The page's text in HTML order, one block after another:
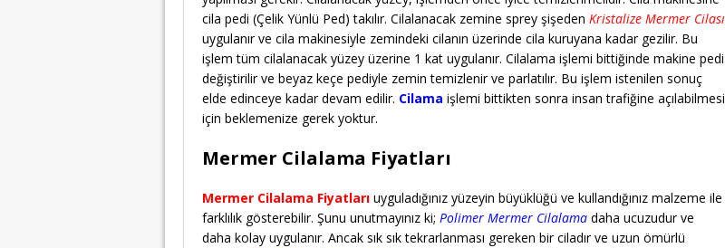
cila pedi (Çelik Yünlü Ped) takılır. Cilalanacak zemine sprey şişeden Kristalize Mermer Cilası
uygulanır ve cila makinesiyle zemindeki cilanın üzerinde cila kuruyana kadar gezilir. Bu
işlem tüm cilalanacak yüzey üzerine 1 kat uygulanır. Cilalama işlemi bittiğinde makine pedi
değiştirilir ve beyaz keçe pediyle zemin temizlenir ve parlatılır. Bu işlem istenilen sonuç
elde edinceye kadar devam edilir. Cilama işlemi bittikten sonra insan trafiğine açılabilmesi
için beklemenize gerek yoktur.
Mermer Cilalama Fiyatları
Mermer Cilalama Fiyatları uyguladığınız yüzeyin büyüklüğü ve kullandığınız malzeme ile
farklılık gösterebilir. Şunu unutmayınız ki; Polimer Mermer Cilalama daha ucuzudur ve
daha kolay uygulanır. Ancak sık sık tekrarlanması gereken bir ciladır ve uzun ömürlü